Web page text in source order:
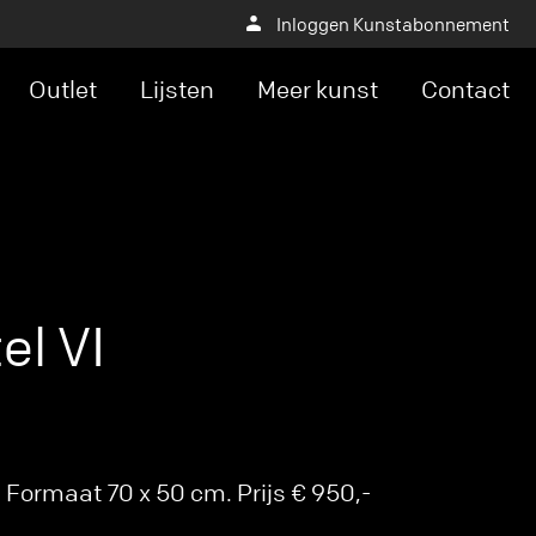
Inloggen Kunstabonnement
Outlet Lijsten Meer kunst Contact
VI
Formaat 70 x 50 cm. Prijs € 950,-